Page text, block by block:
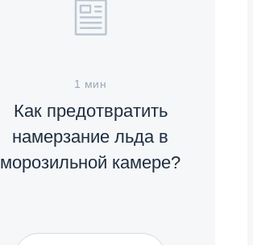
1 мин
Как предотвратить
намерзание льда в
морозильной камере?